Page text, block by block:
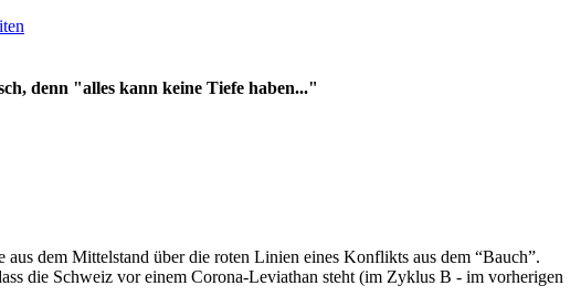
denn "alles kann keine Tiefe haben..."
dem Mittelstand über die roten Linien eines Konflikts aus dem “Bauch”.
die Schweiz vor einem Corona-Leviathan steht (im Zyklus B - im vorherigen